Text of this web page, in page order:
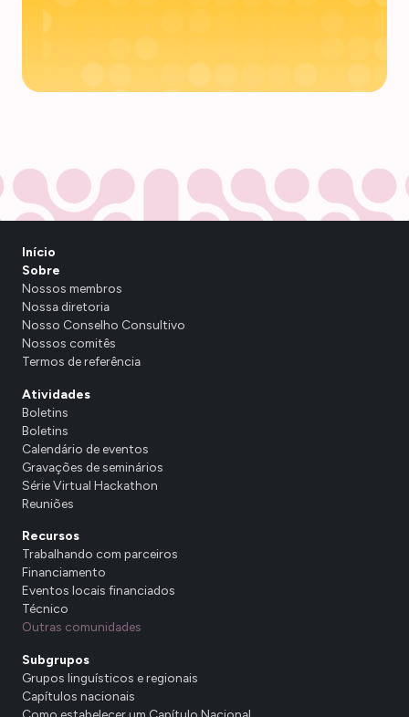
Início
Sobre
Nossos membros
Nossa diretoria
Nosso Conselho Consultivo
Nossos comitês
Termos de referência
Atividades
Boletins
Boletins
Calendário de eventos
Gravações de seminários
Série Virtual Hackathon
Reuniões
Recursos
Trabalhando com parceiros
Financiamento
Eventos locais financiados
Técnico
Outras comunidades
Subgrupos
Grupos linguísticos e regionais
Capítulos nacionais